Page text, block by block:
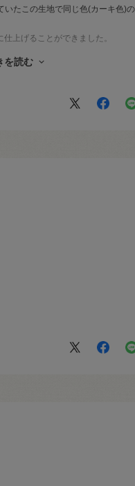
たこの生地で同じ色(カーキ色)
上げることができました。
を読む